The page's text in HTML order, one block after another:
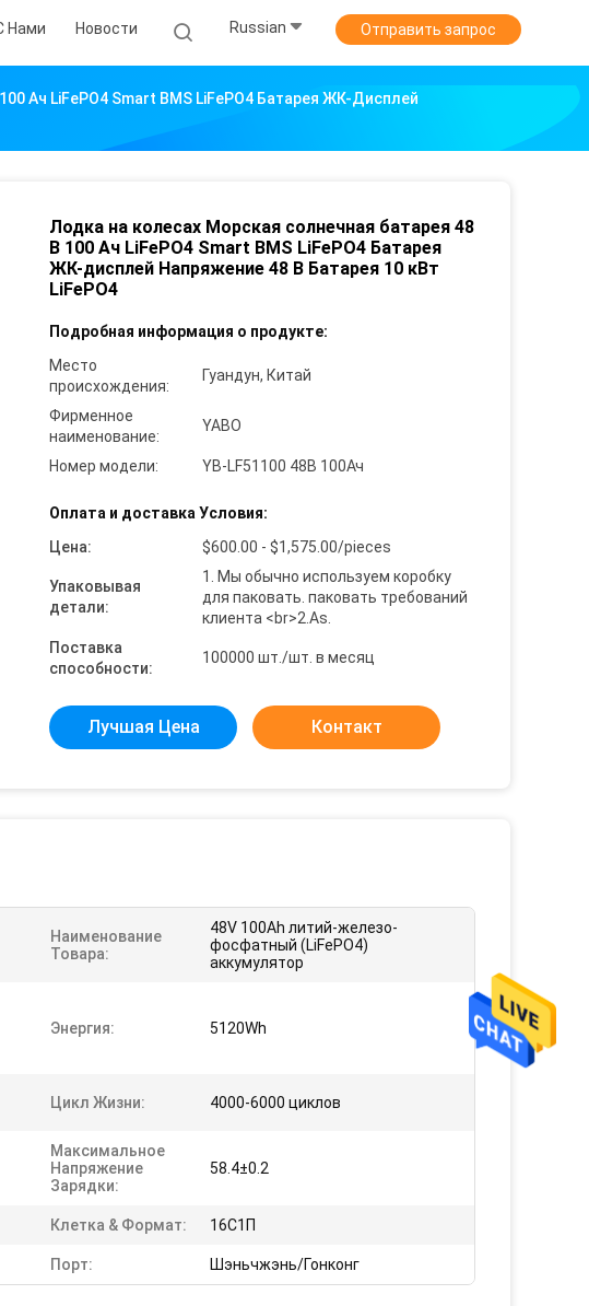
Нами Новости Russian Отправить запрос
Ач LiFePO4 Smart BMS LiFePO4 Батарея ЖК-Дисплей
Лодка на колесах Морская солнечная батарея 48
В 100 Ач LiFePO4 Smart BMS LiFePO4 Батарея
ЖК-дисплей Напряжение 48 В Батарея 10 кВт
LiFePO4
Подробная информация о продукте:
Место
происхождения:
Гуандун, Китай
Фирменное
наименование:
YABO
Номер модели: YB-LF51100 48В 100Ач
Оплата и доставка Условия:
Цена:
$600.00 - $1,575.00/pieces
Упаковывая
детали:
1. Мы обычно используем коробку
для паковать. паковать требований
клиента <br>2.As.
Поставка
способности:
100000 шт./шт. в месяц
Лучшая Цена Контакт
Наименование
Товара:
48V 100Ah литий-железо-
фосфатный (LiFePO4)
аккумулятор
Энергия: 5120Wh
Цикл Жизни: 4000-6000 циклов
Максимальное
Напряжение
Зарядки:
58.4±0.2
Клетка & Формат: 16С1П
Порт: Шэньчжэнь/Гонконг